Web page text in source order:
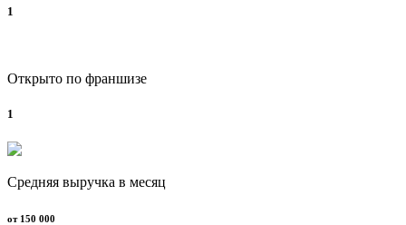
1
Открыто по франшизе
1
Средняя выручка в месяц
от 150 000